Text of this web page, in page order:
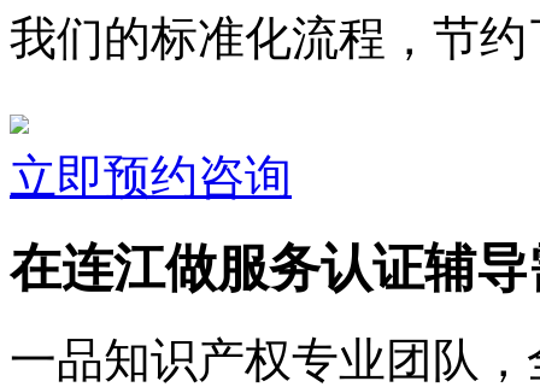
我们的标准化流程，节
立即预约咨询
在连江做服务认证辅
一品知识产权专业团队